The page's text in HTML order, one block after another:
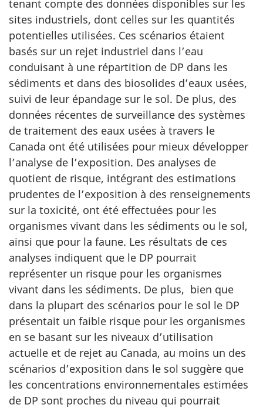
tenant compte des données disponibles sur les
sites industriels, dont celles sur les quantités
potentielles utilisées. Ces scénarios étaient
basés sur un rejet industriel dans l’eau
conduisant à une répartition de DP dans les
sédiments et dans des biosolides d’eaux usées,
suivi de leur épandage sur le sol. De plus, des
données récentes de surveillance des systèmes
de traitement des eaux usées à travers le
Canada ont été utilisées pour mieux développer
l’analyse de l’exposition. Des analyses de
quotient de risque, intégrant des estimations
prudentes de l’exposition à des renseignements
sur la toxicité, ont été effectuées pour les
organismes vivant dans les sédiments ou le sol,
ainsi que pour la faune. Les résultats de ces
analyses indiquent que le DP pourrait
représenter un risque pour les organismes
vivant dans les sédiments. De plus, bien que
dans la plupart des scénarios pour le sol le DP
présentait un faible risque pour les organismes
en se basant sur les niveaux d’utilisation
actuelle et de rejet au Canada, au moins un des
scénarios d’exposition dans le sol suggère que
les concentrations environnementales estimées
de DP sont proches du niveau qui pourrait